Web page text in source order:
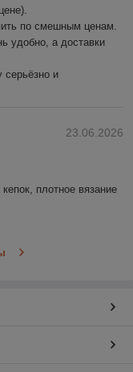
по смешным ценам.
удобно, а доставки
и
23.06.2026
плотное вязание